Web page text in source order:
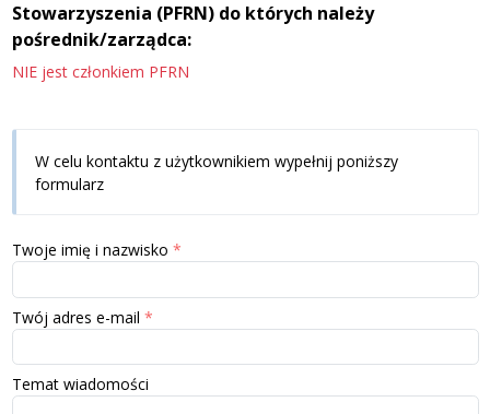
Stowarzyszenia (PFRN) do których należy
pośrednik/zarządca:
NIE jest członkiem PFRN
W celu kontaktu z użytkownikiem wypełnij poniższy
formularz
Twoje imię i nazwisko
Twój adres e-mail
Temat wiadomości